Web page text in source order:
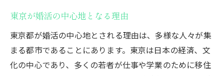
割とは
東京における結婚相談所の変遷
メディアが注目する結婚相談所のサービス
内容
東京が婚活の中心地となる理由
東京都が婚活の中心地とされる理由は、多様な人々が集
まる都市であることにあります。東京は日本の経済、文
化の中心であり、多くの若者が仕事や学業のために移住